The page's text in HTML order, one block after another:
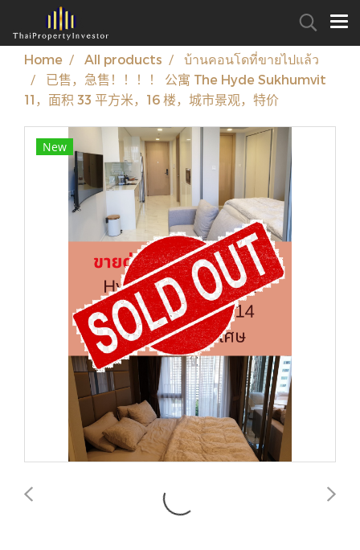
Home All products
บ้านคอนโดที่ขายไปแล้ว
已售，急售！！！！ 公寓 The Hyde Sukhumvit
11，面积 33 平方米，16 楼，城市景观，特价
New